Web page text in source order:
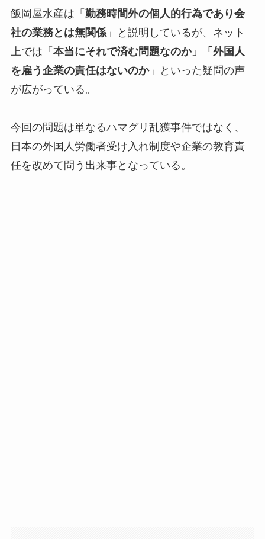
飯岡屋水産は「 勤務時間外の個人的行為であり会
社の業務とは無関係」と説明しているが、ネット
上では「 本当にそれで済む問題なのか」「外国人
を雇う企業の責任はないのか」といった疑問の声
が広がっている。
今回の問題は単なるハマグリ乱獲事件ではなく、
日本の外国人労働者受け入れ制度や企業の教育責
任を改めて問う出来事となっている。